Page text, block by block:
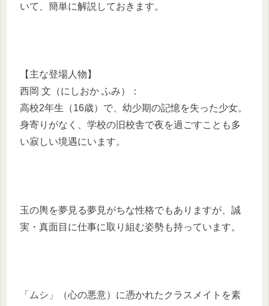
いて、簡単に解説しておきます。
【主な登場人物】
西岡 文（にしおか ふみ）：
高校2年生（16歳）で、幼少期の記憶を失った少女。
身寄りがなく、学校の旧校舎で夜を過ごすことも多
い寂しい境遇にいます。
玉の輿を夢見る夢見がちな性格でもありますが、誠
実・真面目に仕事に取り組む姿勢も持っています。
「ムシ」（心の悪意）に憑かれたクラスメイトを素